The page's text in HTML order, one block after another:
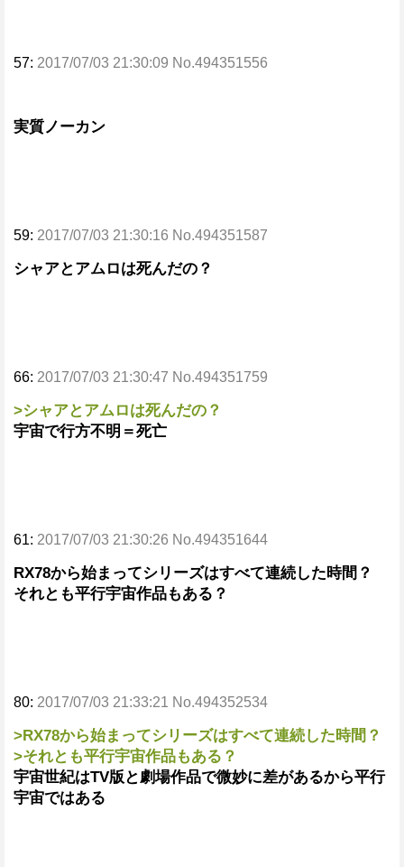
57: 2017/07/03 21:30:09 No.494351556
実質ノーカン
59: 2017/07/03 21:30:16 No.494351587
シャアとアムロは死んだの？
66: 2017/07/03 21:30:47 No.494351759
>シャアとアムロは死んだの？
宇宙で行方不明＝死亡
61: 2017/07/03 21:30:26 No.494351644
RX78から始まってシリーズはすべて連続した時間？
それとも平行宇宙作品もある？
80: 2017/07/03 21:33:21 No.494352534
>RX78から始まってシリーズはすべて連続した時間？
>それとも平行宇宙作品もある？
宇宙世紀はTV版と劇場作品で微妙に差があるから平行
宇宙ではある